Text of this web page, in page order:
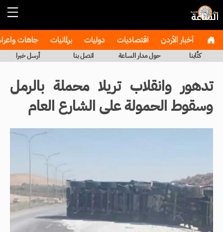
أخبار الأردن اقتصاديات دوليات برلمانيات جاهات
كتَّابنا حول مدار الساعة اتصل بنا أرسل خبرا
تدهور وانقلاب تريلا محملة بالرمل
وسقوط الحمولة على الشارع العام